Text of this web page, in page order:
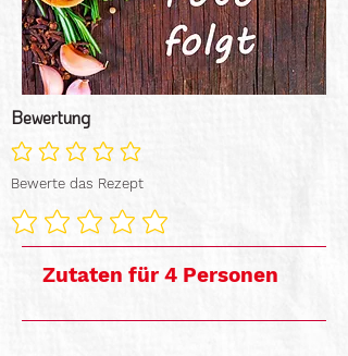
Bewertung
Noch keine Ratings vorhanden
Bewerte das Rezept
Zutaten für 4 Personen